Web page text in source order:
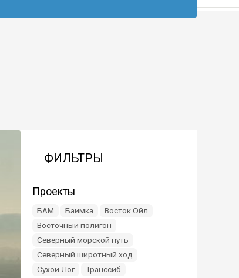
ФИЛЬТРЫ
Проекты
БАМ Баимка
Восток Ойл
Восточный полигон
Северный морской путь
Северный широтный ход
Сухой Лог
Транссиб